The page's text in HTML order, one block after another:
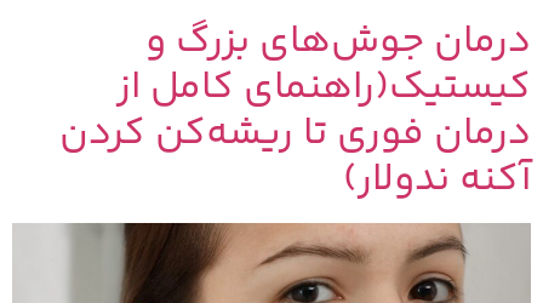
درمان جوش‌های بزرگ و
کیستیک(راهنمای کامل از
درمان فوری تا ریشه‌کن کردن
آکنه ندولار)